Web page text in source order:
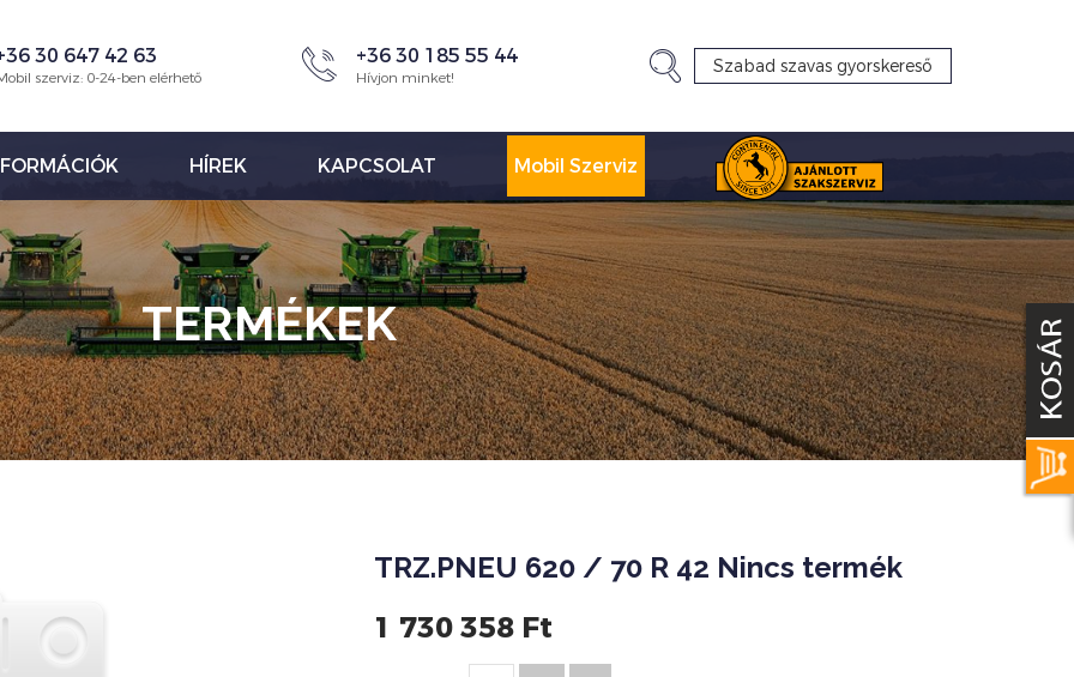
30 647 42 63
szerviz: 0-24-ben elérhető
+36 30 185 55 44
Hívjon minket!
HÍREK KAPCSOLAT Mobil Szerviz
TERMÉKEK
TRZ.PNEU 620 / 70 R 42 Nincs termék
1 730 358 Ft